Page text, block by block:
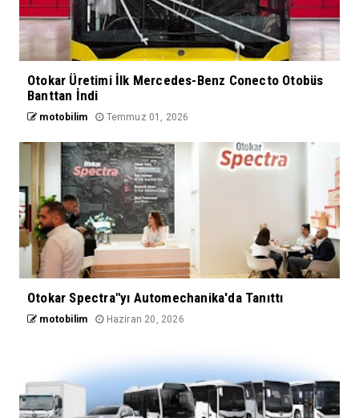
Otokar Üretimi İlk Mercedes-Benz Conecto Otobüs
Banttan İndi
motobilim Temmuz 01, 2026
Otokar Spectra"yı Automechanika'da Tanıttı
motobilim Haziran 20, 2026